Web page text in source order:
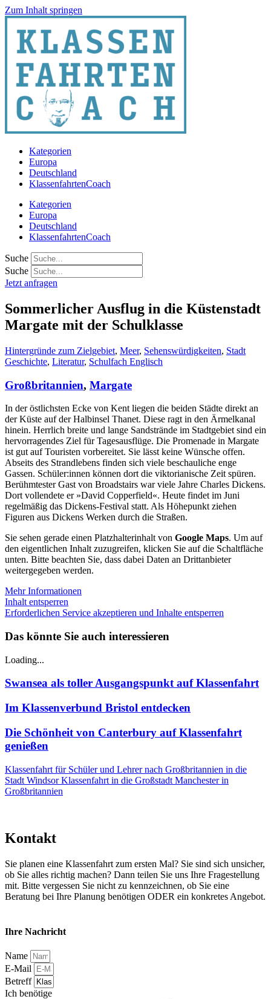
Zum Inhalt springen
Kategorien
Europa
Deutschland
KlassenfahrtenCoach
Kategorien
Europa
Deutschland
KlassenfahrtenCoach
Suche
Suche
Jetzt anfragen
Sommerlicher Ausflug in die Küstenstadt
Margate mit der Schulklasse
Hintergründe zum Zielgebiet, Meer, Sehenswürdigkeiten, Stadt
Geschichte, Literatur, Schulfach Englisch
Großbritannien, Margate
In der östlichsten Ecke von Kent liegen die beiden Städte direkt an
der Küste auf der Halbinsel Thanet. Diese ragt in den Ärmelkanal
hinein. Herrlich breite und lange Sandstrände im Stadtgebiet sind ein
hervorragendes Ziel für Tagesausflüge. Die Promenade in Margate
ist gut auf Touristen vorbereitet. Sie lässt keine Wünsche offen.
Abseits des Strandlebens finden sich viele beschauliche enge
Gassen. Schüler:innen können dort die viktorianische Zeit spüren.
Berühmtester Gast von Broadstairs war viele Jahre Charles Dickens.
Dort vollendete er »David Copperfield«. Heute findet im Juni
regelmäßig das Dickens-Festival statt. Als Höhepunkt ziehen
Figuren aus Dickens Werken durch die Straßen.
Sie sehen gerade einen Platzhalterinhalt von Google Maps. Um auf
den eigentlichen Inhalt zuzugreifen, klicken Sie auf die Schaltfläche
unten. Bitte beachten Sie, dass dabei Daten an Drittanbieter
weitergegeben werden.
Mehr Informationen
Inhalt entsperren
Erforderlichen Service akzeptieren und Inhalte entsperren
Das könnte Sie auch interessieren
Loading...
Swansea als toller Ausgangspunkt auf Klassenfahrt
Im Klassenverbund Bristol entdecken
Die Schönheit von Canterbury auf Klassenfahrt
genießen
Klassenfahrt für Schüler und Lehrer nach Großbritannien in die
Stadt WindsorKlassenfahrt in die Großstadt Manchester in
Großbritannien
Kontakt
Sie planen eine Klassenfahrt zum ersten Mal? Sie sind sich unsicher,
ob Sie alles richtig machen? Dann teilen Sie uns Ihre Fragestellung
mit. Bitte vergessen Sie nicht zu kennzeichnen, ob Sie eine
Beratung bei Ihre Planung benötigen ODER ein konkretes Angebot.
Ihre Nachricht
Name
E-Mail
Betreff
Ich benötige